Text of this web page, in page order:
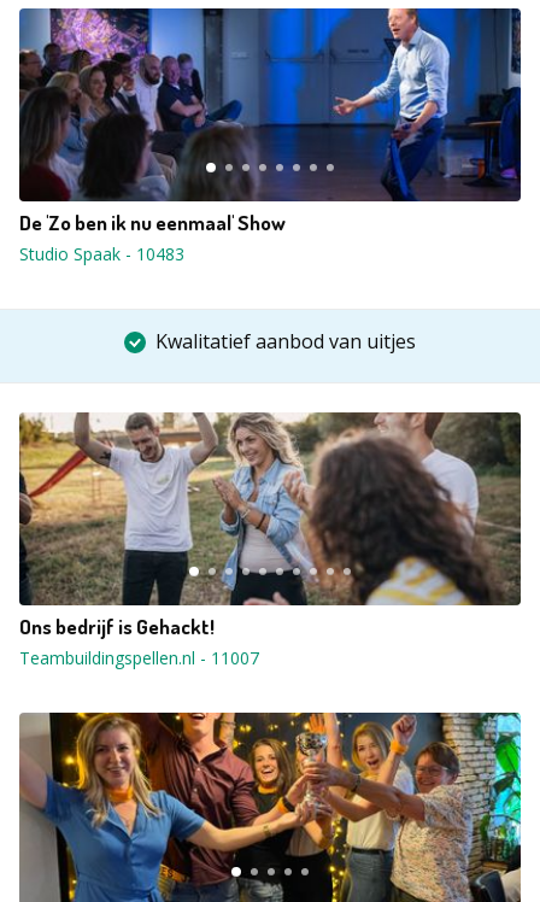
De 'Zo ben ik nu eenmaal' Show
Studio Spaak - 10483
Kwalitatief aanbod van uitjes
Ons bedrijf is Gehackt!
Teambuildingspellen.nl - 11007